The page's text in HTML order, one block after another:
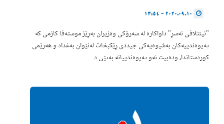
"ئیئتلافی نەسڕ" داواکارە لە سەرۆکی وەزیران بەڕێز موستەفا کازمی کە
پەیوەندییەکان بەشیوەیەکی جیددی ڕێکبخات لەنێوان بەغداد و هەرێمی
کوردستاندا، ودەبیت ئەو پەیوەندییانە بەپێی د